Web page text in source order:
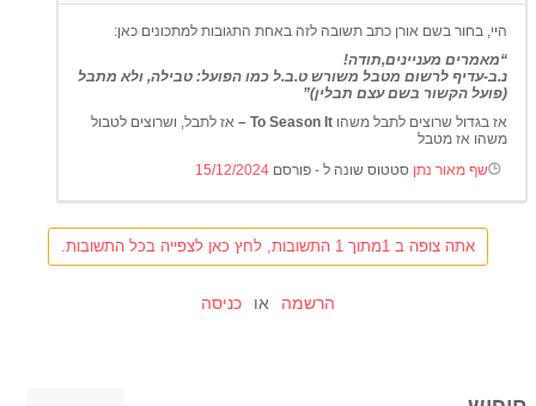
היי, בחור בשם אורן כתב תשובה לזה באחת התגובות למתכונים כאן:
“מאמרים מעניינים,תודה!
נ.ב-עדיף לרשום מטבל משורש ט.ב.ל כמו הפועל: טבילה, ולא מתבל
(פועל הקשור בשם עצם תבלין)”
אז בגדול שרוצים לתבל משהו To Season It –
אז לתבל, ושרוצים לטבול
משהו אז מטבל
שף מאור נתן סטטוס שונה ל - פורסם 15/12/2024
אתה צופה ב 1מתוך 1 התשובות, לחץ כאן לצפייה בכל התשובות.
הרשמה או כניסה